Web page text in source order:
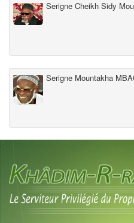
Serigne Cheikh Sidy
Serigne Mountakha